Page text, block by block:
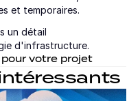
et temporaires.
un détail
d'infrastructure.
votre projet